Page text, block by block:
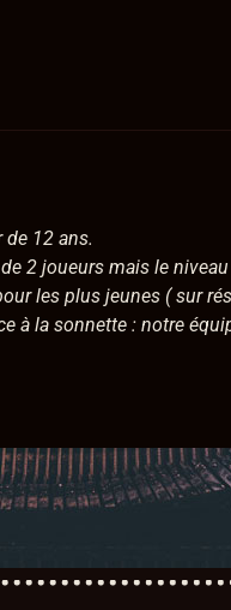
12 ans.
2 joueurs mais le
les plus jeunes ( sur
à la sonnette : notre